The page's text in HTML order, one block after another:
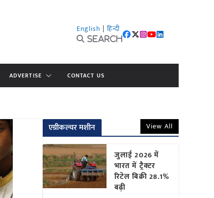
English | हिन्दी
Search
ADVERTISE CONTACT US
एग्रीकल्चर मशीन View All
जुलाई 2026 में
भारत में ट्रैक्टर
रिटेल बिक्री 28.1%
बढ़ी